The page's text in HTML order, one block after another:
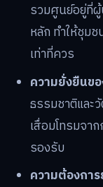
รวมศูนย์อยู่ที่ผู้
หลัก ทำให้ชุมช
เท่าที่ควร
ความยั่งยืนข
ธรรมชาติและ
เสื่อมโทรมจา
รองรับ
ความต้องกา